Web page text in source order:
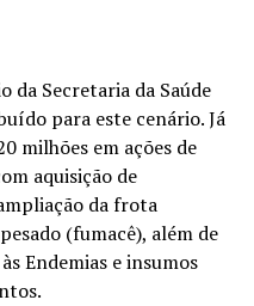
da Secretaria da Saúde
para este cenário. Já
milhões em ações de
aquisição de
da frota
(fumacê), além de
Endemias e insumos